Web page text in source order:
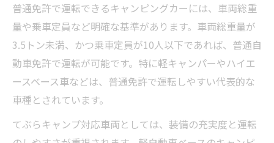
普通免許で運転できるキャンピングカーには、車両総重
量や乗車定員など明確な基準があります。車両総重量が
3.5トン未満、かつ乗車定員が10人以下であれば、普通自
動車免許で運転が可能です。特に軽キャンパーやハイエ
ースベース車などは、普通免許で運転しやすい代表的な
車種とされています。
てぶらキャンプ対応車両としては、装備の充実度と運転